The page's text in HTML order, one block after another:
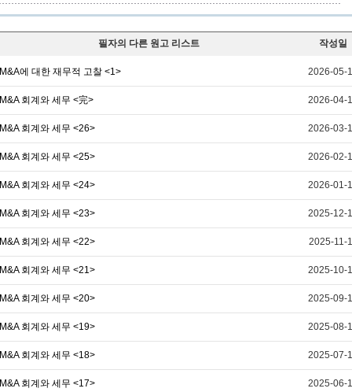
필자의 다른 원고 리스트 작성일
M&A에 대한 재무적 고찰 <1> 2026-05-
M&A 회계와 세무 <完> 2026-04-
M&A 회계와 세무 <26> 2026-03-
M&A 회계와 세무 <25> 2026-02-
M&A 회계와 세무 <24> 2026-01-
M&A 회계와 세무 <23> 2025-12-
M&A 회계와 세무 <22> 2025-11-
M&A 회계와 세무 <21> 2025-10-
M&A 회계와 세무 <20> 2025-09-
M&A 회계와 세무 <19> 2025-08-
M&A 회계와 세무 <18> 2025-07-
M&A 회계와 세무 <17> 2025-06-